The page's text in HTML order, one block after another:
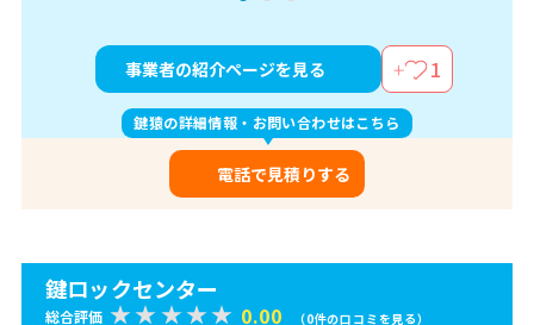
事業者の紹介ページを見る 1
鍵猿の詳細情報・お問い合わせはこちら
電話で見積りする
鍵ロックセンター
総合評価 0.00 （0件の口コミを見る）